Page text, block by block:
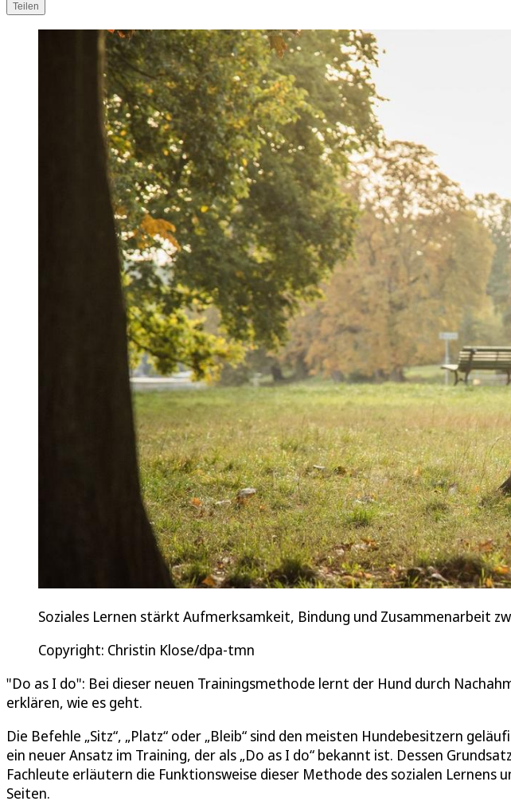
Teilen
Soziales Lernen stärkt Aufmerksamkeit, Bindung und Zusammenarbeit
Copyright: Christin Klose/dpa-tmn
"Do as I do": Bei dieser neuen Trainingsmethode lernt der Hund durch
erklären, wie es geht.
Die Befehle „Sitz“, „Platz“ oder „Bleib“ sind den meisten Hundebesitzern
ein neuer Ansatz im Training, der als „Do as I do“ bekannt ist. Dessen
Fachleute erläutern die Funktionsweise dieser Methode des sozialen Lernens
Seiten.